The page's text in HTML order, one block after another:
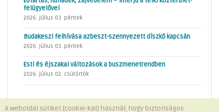
felügyelővel
2026. július 03. péntek
Budakeszi felhívása azbeszt-szennyezett díszkő kapcsán
2026. július 03. péntek
Esti és éjszakai változások a buszmenetrendben
2026. július 02. csütörtök
A weboldal sütiket (cookie-kat) használ, hogy biztonságos